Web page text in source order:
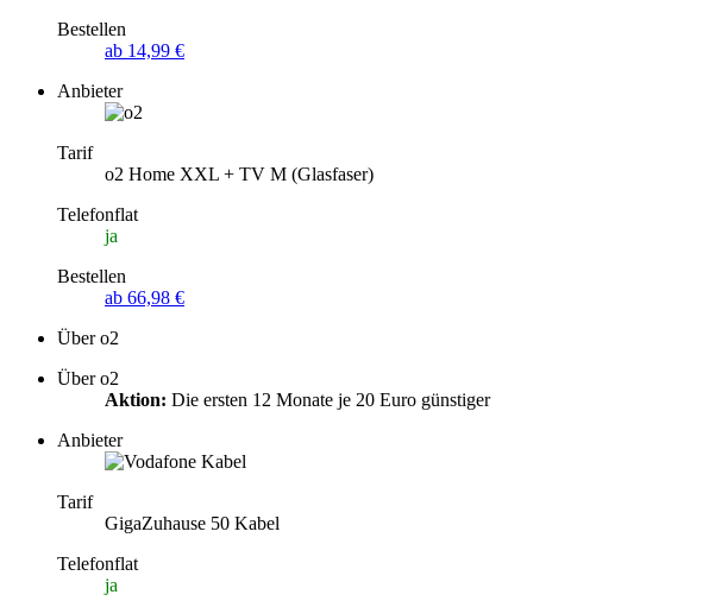
Bestellen
ab 14,99 €
Anbieter
Tarif
o2 Home XXL + TV M (Glasfaser)
Telefonflat
ja
Bestellen
ab 66,98 €
Über o2
Über o2
Aktion: Die ersten 12 Monate je 20 Euro günstiger
Anbieter
Tarif
GigaZuhause 50 Kabel
Telefonflat
ja